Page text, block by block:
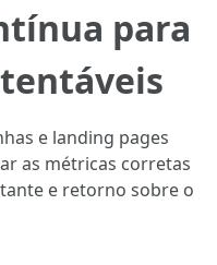
para
e landing pages
as métricas corretas
e retorno sobre o